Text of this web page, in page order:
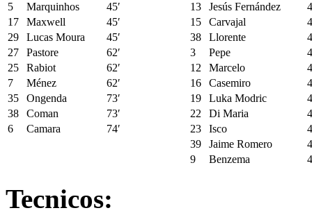
5
Marquinhos 45′ 13 Jesús Fernández
17
Maxwell 45′ 15 Carvajal
29
Lucas Moura 45′ 38 Llorente
27
Pastore 62′ 3 Pepe
25
Rabiot 62′ 12 Marcelo
7
Ménez 62′ 16 Casemiro
35
Ongenda 73′ 19 Luka Modric
38
Coman 73′ 22 Di Maria
6
Camara 74′ 23 Isco
39
Jaime Romero
9
Benzema
Tecnicos: